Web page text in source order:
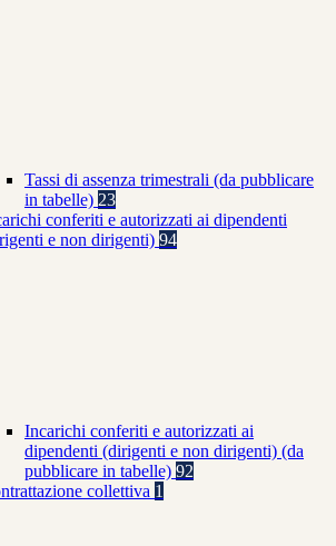
Tassi di assenza trimestrali (da pubblicare
in tabelle) 23
conferiti e autorizzati ai dipendenti
e non dirigenti) 94
Incarichi conferiti e autorizzati ai
dipendenti (dirigenti e non dirigenti) (da
pubblicare in tabelle) 92
collettiva 1